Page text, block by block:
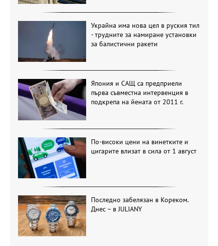
Украйна има нова цел в руския тил
- трудните за намиране установки
за балистични ракети
Япония и САЩ са предприели
първа съвместна интервенция в
подкрепа на йената от 2011 г.
По-високи цени на винетките и
цигарите влизат в сила от 1 август
Последно забелязан в Кореком.
Днес – в JULIANY